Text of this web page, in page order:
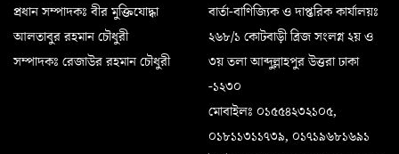
প্রধান সম্পাদকঃ বীর মুক্তিযোদ্ধা
আলতাবুর রহমান চৌধুরী
সম্পাদকঃ রেজাউর রহমান চৌধুরী
বার্তা-বাণিজ্যিক ও দাপ্তরিক কার্যালয়ঃ
২৬৮/১ কোটবাড়ী ব্রিজ সংলগ্ন ২য় ও
৩য় তলা আব্দুল্লাহপুর উত্তরা ঢাকা
-১২৩০
মোবাইলঃ ০১৫৫৪২৩২১০৫,
০১৮১১৩১১৭৩৯, ০১৭১৯৬৮১৬৯১